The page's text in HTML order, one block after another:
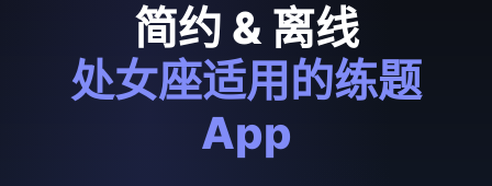
简约 & 离线
处女座适用的练题
App